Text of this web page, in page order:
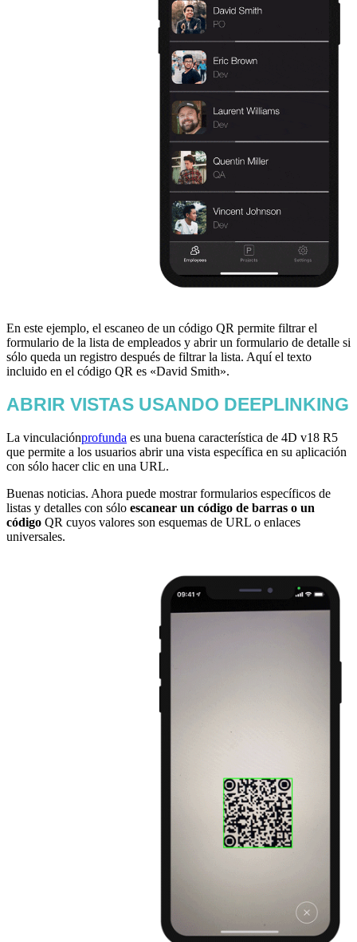
En este ejemplo, el escaneo de un código QR permite filtrar el
formulario de la lista de empleados y abrir un formulario de detalle si
sólo queda un registro después de filtrar la lista. Aquí el texto
incluido en el código QR es «David Smith».
ABRIR VISTAS USANDO DEEPLINKING
La vinculaciónprofunda es una buena característica de 4D v18 R5
que permite a los usuarios abrir una vista específica en su aplicación
con sólo hacer clic en una URL.
Buenas noticias. Ahora puede mostrar formularios específicos de
listas y detalles con sólo escanear un código de barras o un
código QR cuyos valores son esquemas de URL o enlaces
universales.